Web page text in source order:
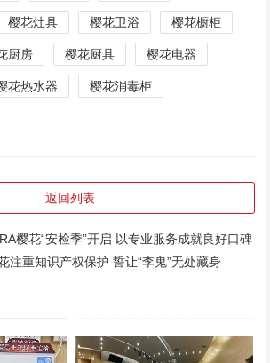
樱花灶具 樱花卫浴 樱花橱柜
厨房 樱花厨具 樱花电器
花热水器 樱花消毒柜
返回列表
樱花“安检季”开启 以专业服务成就良好口碑
注重知识产权保护 誓让“李鬼”无处藏身